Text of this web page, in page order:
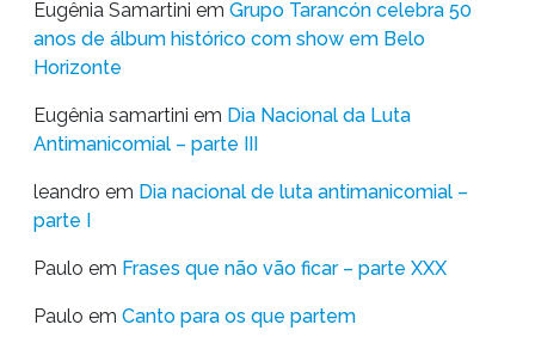
Eugênia Samartini em Grupo Tarancón celebra 50
anos de álbum histórico com show em Belo
Horizonte
Eugênia samartini em Dia Nacional da Luta
Antimanicomial – parte III
leandro em Dia nacional de luta antimanicomial –
parte I
Paulo em Frases que não vão ficar – parte XXX
Paulo em Canto para os que partem